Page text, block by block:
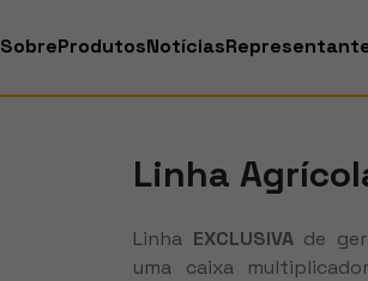
SobreProdutosNotícias
Linha
Linha EXCLUSIVA de
uma caixa